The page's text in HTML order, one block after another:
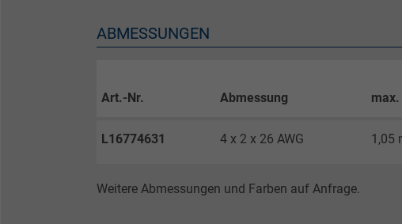
Laufzeit 1
ABMESSUNGEN
Art.-Nr. Abmessung
L16774631 4 x 2 x 26 AWG 1,05
Weitere Abmessungen und Farben auf Anfrage.